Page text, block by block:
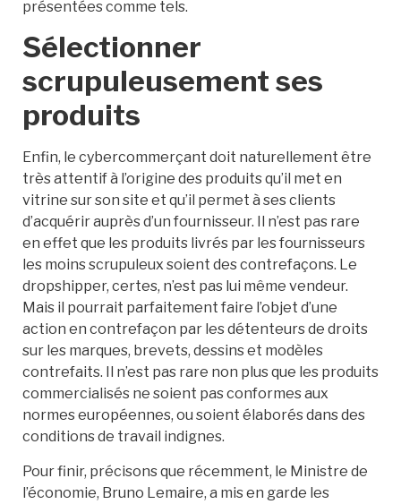
présentées comme tels.
Sélectionner
scrupuleusement ses
produits
Enfin, le cybercommerçant doit naturellement être
très attentif à l’origine des produits qu’il met en
vitrine sur son site et qu’il permet à ses clients
d’acquérir auprès d’un fournisseur. Il n’est pas rare
en effet que les produits livrés par les fournisseurs
les moins scrupuleux soient des contrefaçons. Le
dropshipper, certes, n’est pas lui même vendeur.
Mais il pourrait parfaitement faire l’objet d’une
action en contrefaçon par les détenteurs de droits
sur les marques, brevets, dessins et modèles
contrefaits. Il n’est pas rare non plus que les produits
commercialisés ne soient pas conformes aux
normes européennes, ou soient élaborés dans des
conditions de travail indignes.
Pour finir, précisons que récemment, le Ministre de
l’économie, Bruno Lemaire, a mis en garde les